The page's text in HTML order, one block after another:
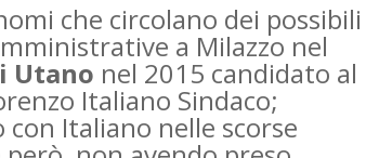
che circolano dei possibili
a Milazzo nel
Utano nel 2015 candidato al
Italiano Sindaco;
Italiano nelle scorse